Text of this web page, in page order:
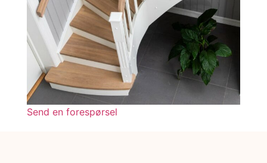
Send en forespørsel